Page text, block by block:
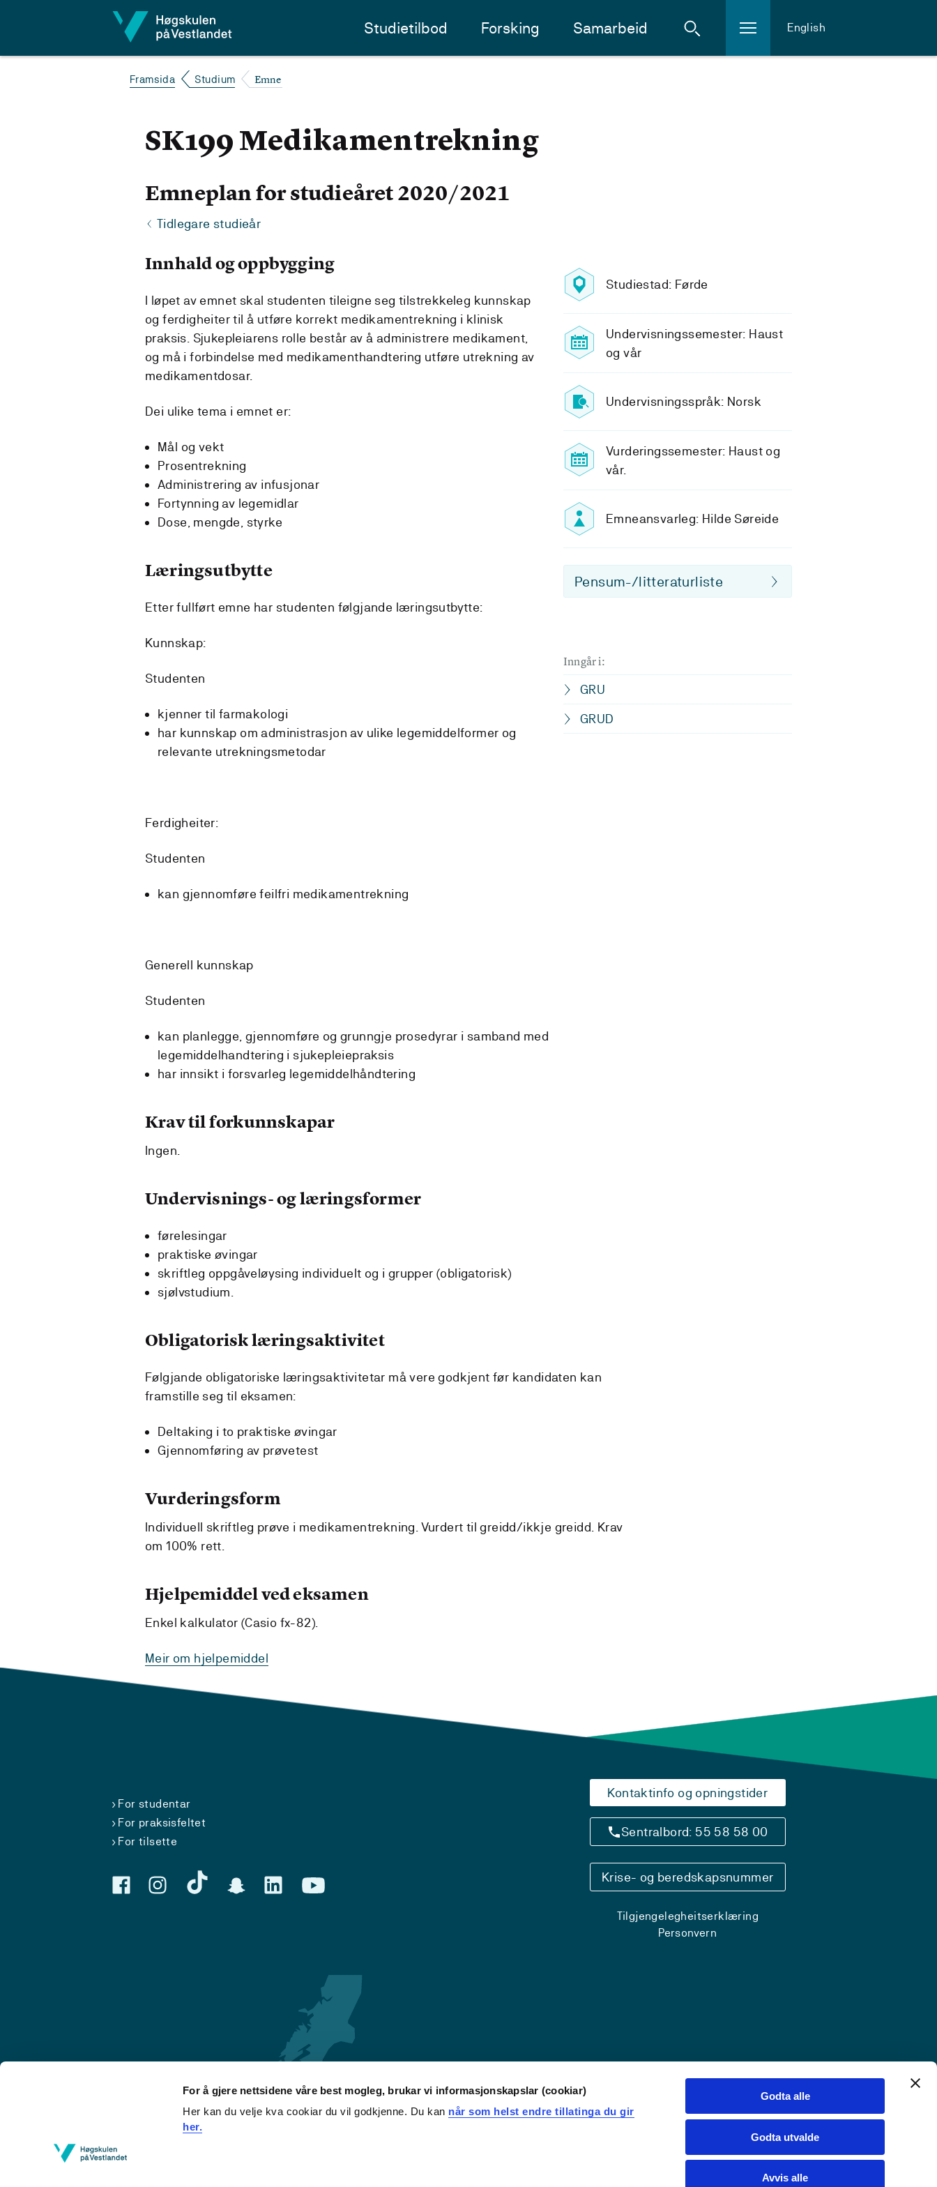
For å gjere nettsidene våre best mogleg, brukar vi informasjonskapslar (cookiar)
Her kan du velje kva cookiar du vil godkjenne. Du kan når som helst endre tillatinga du gir
her.
Godta alle
Godta utvalde
Avvis alle
Studietilbod Forsking Samarbeid English
Framsida Studium Emne
SK199 Medikamentrekning
Emneplan for studieåret 2020/2021
Tidlegare studieår
Studiestad: Førde
Undervisningssemester: Haust
og vår
Undervisningsspråk: Norsk
Vurderingssemester: Haust og
vår.
Emneansvarleg: Hilde Søreide
Pensum-/litteraturliste
Inngår i:
GRU
GRUD
Innhald og oppbygging
I løpet av emnet skal studenten tileigne seg tilstrekkeleg kunnskap
og ferdigheiter til å utføre korrekt medikamentrekning i klinisk
praksis. Sjukepleiarens rolle består av å administrere medikament,
og må i forbindelse med medikamenthandtering utføre utrekning av
medikamentdosar.
Dei ulike tema i emnet er:
Mål og vekt
Prosentrekning
Administrering av infusjonar
Fortynning av legemidlar
Dose, mengde, styrke
Læringsutbytte
Etter fullført emne har studenten følgjande læringsutbytte:
Kunnskap:
Studenten
kjenner til farmakologi
har kunnskap om administrasjon av ulike legemiddelformer og
relevante utrekningsmetodar
Ferdigheiter:
Studenten
kan gjennomføre feilfri medikamentrekning
Generell kunnskap
Studenten
kan planlegge, gjennomføre og grunngje prosedyrar i samband med
legemiddelhandtering i sjukepleiepraksis
har innsikt i forsvarleg legemiddelhåndtering
Krav til forkunnskapar
Ingen.
Undervisnings- og læringsformer
førelesingar
praktiske øvingar
skriftleg oppgåveløysing individuelt og i grupper (obligatorisk)
sjølvstudium.
Obligatorisk læringsaktivitet
Følgjande obligatoriske læringsaktivitetar må vere godkjent før kandidaten kan
framstille seg til eksamen:
Deltaking i to praktiske øvingar
Gjennomføring av prøvetest
Vurderingsform
Individuell skriftleg prøve i medikamentrekning. Vurdert til greidd/ikkje greidd. Krav
om 100% rett.
Hjelpemiddel ved eksamen
Enkel kalkulator (Casio fx-82).
Meir om hjelpemiddel
For studentar
For praksisfeltet
For tilsette
Kontaktinfo og opningstider
Sentralbord: 55 58 58 00
Krise- og beredskapsnummer
Tilgjengelegheitserklæring
Personvern